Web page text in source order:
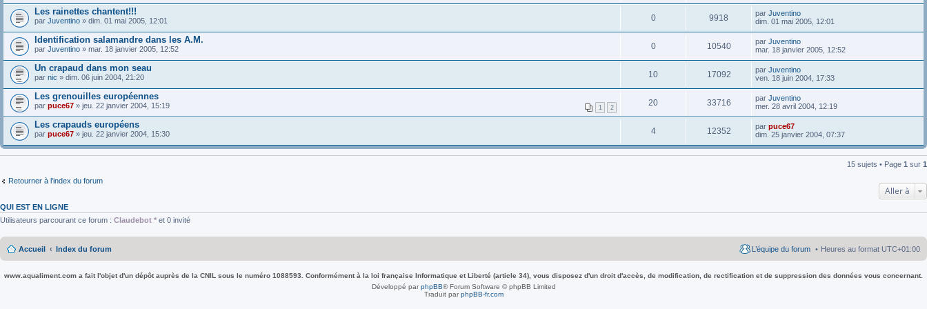
Les rainettes chantent!!!
par Juventino » dim. 01 mai 2005, 12:01 0 9918 par Juventino
dim. 01 mai 2005, 12:01
Identification salamandre dans les A.M.
par Juventino » mar. 18 janvier 2005, 12:52 0 10540 par Juventino
mar. 18 janvier 2005, 12:52
Un crapaud dans mon seau
par nic » dim. 06 juin 2004, 21:20 10 17092 par Juventino
ven. 18 juin 2004, 17:33
Les grenouilles européennes
1 2
par puce67 » jeu. 22 janvier 2004, 15:19 20 33716 par Juventino
mer. 28 avril 2004, 12:19
Les crapauds européens
par puce67 » jeu. 22 janvier 2004, 15:30 4 12352 par puce67
dim. 25 janvier 2004, 07:37
15 sujets • Page 1 sur 1
Retourner à l’index du forum
Aller à
QUI EST EN LIGNE
Utilisateurs parcourant ce forum : Claudebot * et 0 invité
Accueil Index du forum Heures au format UTC+01:00
L’équipe du forum
www.aqualiment.com a fait l'objet d'un dépôt auprès de la CNIL sous le numéro 1088593. Conformément à la loi française Informatique et Liberté (article 34), vous disposez d'un droit d'accès, de modification, de rectification et de suppression des données vous concernant.
Développé parphpBB® Forum Software © phpBB Limited
Traduit parphpBB-fr.com